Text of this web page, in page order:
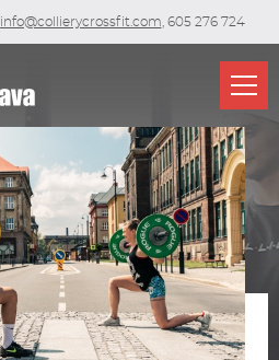
info@collierycrossfit.com , 605 276 724